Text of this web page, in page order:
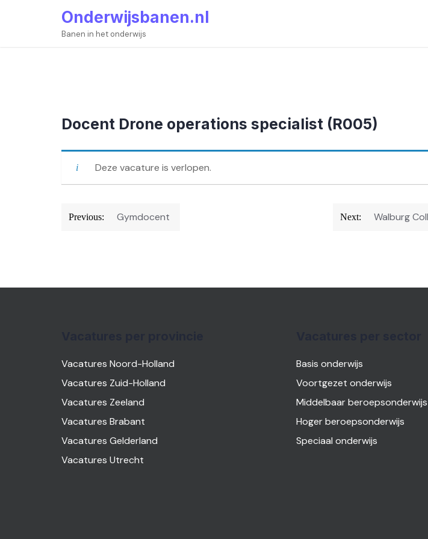
Onderwijsbanen.nl
Banen in het onderwijs
Docent Drone operations specialist (R005)
Deze vacature is verlopen.
Bericht
Previous: Gymdocent Next: Walburg
Vacatures Noord-Holland
Vacatures Zuid-Holland
Vacatures Zeeland
Vacatures Brabant
Vacatures Gelderland
Vacatures Utrecht
Basis onderwijs
Voortgezet onderwijs
Middelbaar beroepsonderwijs
Hoger beroepsonderwijs
Speciaal onderwijs